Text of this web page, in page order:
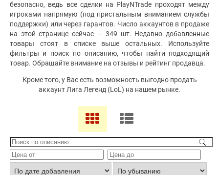
безопасно, ведь все сделки на PlayNTrade проходят между
игроками напрямую (под пристальным вниманием службы
поддержки) или через гарантов. Число аккаунтов в продаже
на этой странице сейчас — 349 шт. Недавно добавленные
товары стоят в списке выше остальных. Используйте
фильтры и поиск по описанию, чтобы найти подходящий
товар. Обращайте внимание на отзывы и рейтинг продавца.
Кроме того, у Вас есть возможность выгодно продать
аккаунт Лига Легенд (LoL) на нашем рынке.